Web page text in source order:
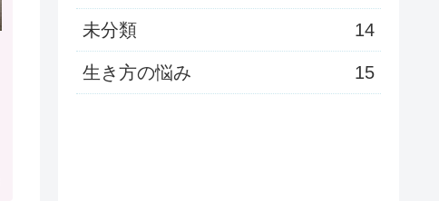
未分類 14
生き方の悩み 15